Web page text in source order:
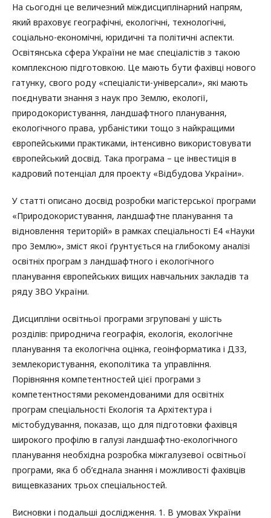
На сьогодні це величезний міждисциплінарний напрям,
який враховує географічні, екологічні, технологічні,
соціально-економічні, юридичні та політичні аспекти.
Освітянська сфера України не має спеціалістів з такою
комплексною підготовкою. Це мають бути фахівці нового
гатунку, свого роду «спеціалісти-універсали», які мають
поєднувати знання з наук про Землю, екології,
природокористування, ландшафтного планування,
екологічного права, урбаністики тощо з найкращими
європейськими практиками, інтенсивно використовувати
європейський досвід. Така програма – це інвестиція в
кадровий потенціал для проекту «Відбудова України».
У статті описано досвід розробки магістерської програми
«Природокористування, ландшафтне планування та
відновлення територій» в рамках спеціальності Е4 «Науки
про Землю», зміст якої ґрунтується на глибокому аналізі
освітніх програм з ландшафтного і екологічного
планування європейських вищих навчальних закладів та
ряду ЗВО України.
Дисципліни освітньої програми згруповані у шість
розділів: природнича географія, екологія, екологічне
планування та екологічна оцінка, геоінформатика і ДЗЗ,
землекористування, екополітика та управління.
Порівняння компетентностей цієї програми з
компетентностями рекомендованими для освітніх
програм спеціальності Екологія та Архітектура і
містобудування, показав, що для підготовки фахівця
широкого профілю в галузі ландшафтно-екологічного
планування необхідна розробка міжгалузевої освітньої
програми, яка б об’єднала знання і можливості фахівців
вищевказаних трьох спеціальностей.
Висновки і подальші дослідження. 1. В умовах України